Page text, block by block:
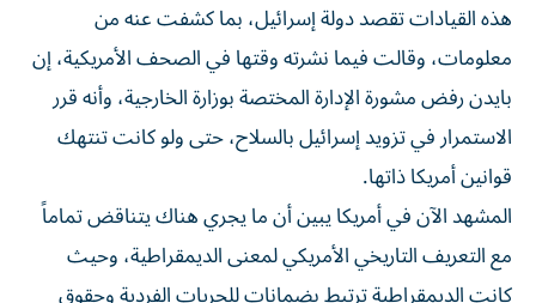
هذه القيادات تقصد دولة إسرائيل، بما كشفت عنه من
معلومات، وقالت فيما نشرته وقتها في الصحف الأمريكية، إن
بايدن رفض مشورة الإدارة المختصة بوزارة الخارجية، وأنه قرر
الاستمرار في تزويد إسرائيل بالسلاح، حتى ولو كانت تنتهك
قوانين أمريكا ذاتها.
المشهد الآن في أمريكا يبين أن ما يجري هناك يتناقض تماماً
مع التعريف التاريخي الأمريكي لمعنى الديمقراطية، وحيث